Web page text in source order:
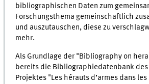
bibliographischen Daten zum
Forschungsthema gemeinschaftlich
und auszutauschen, diese zu
mehr.
Als Grundlage der "Bibliography on
bereits die Bibliographiedatenbank des
Projektes "Les hérauts d’armes dans les